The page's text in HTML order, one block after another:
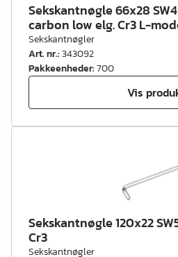
Sekskantnøgle 66x28
carbon low elg. Cr3 L-
Sekskantnøgler
Art. nr.:343092
Pakkeenheder:700
Vis
Sekskantnøgle 120x22
Cr3
Sekskantnøgler